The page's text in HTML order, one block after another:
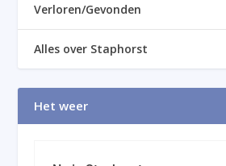
Verloren/Gevonden
Alles over Staphorst
Het weer